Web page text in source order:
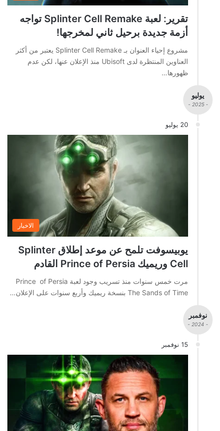
تقرير: لعبة Splinter Cell Remake تواجه
أزمة جديدة برحيل ثاني لمخرجها!
مشروع إحياء العنوان بـ Splinter Cell Remake يعتبر من أكثر
العناوين المنتظرة لدى Ubisoft منذ الإعلان عنها، لكن عدم
ظهورها…
يوليو
- 2025 -
20 يوليو
الاخبار
يوبيسوفت تلمح عن موعد إطلاق Splinter
Cell وريميك Prince of Persia القادم
مرت خمس سنوات منذ تسريب وجود لعبة Prince of Persia
The Sands of Time بنسخة ريميك وأربع سنوات على الإعلان…
نوفمبر
- 2024 -
15 نوفمبر